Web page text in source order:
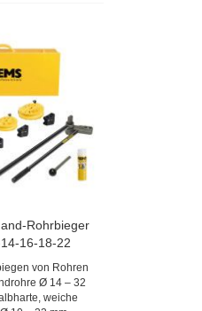
Rohrbieger
16-18-22
von Rohren
Ø 14 – 32
weiche